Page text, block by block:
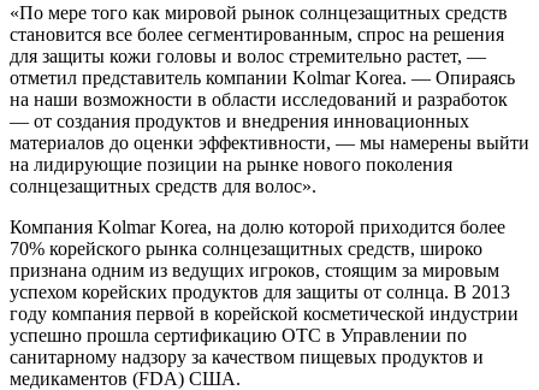
«По мере того как мировой рынок солнцезащитных средств
становится все более сегментированным, спрос на решения
для защиты кожи головы и волос стремительно растет, —
отметил представитель компании Kolmar Korea. — Опираясь
на наши возможности в области исследований и разработок
— от создания продуктов и внедрения инновационных
материалов до оценки эффективности, — мы намерены выйти
на лидирующие позиции на рынке нового поколения
солнцезащитных средств для волос».
Компания Kolmar Korea, на долю которой приходится более
70% корейского рынка солнцезащитных средств, широко
признана одним из ведущих игроков, стоящим за мировым
успехом корейских продуктов для защиты от солнца. В 2013
году компания первой в корейской косметической индустрии
успешно прошла сертификацию ОТС в Управлении по
санитарному надзору за качеством пищевых продуктов и
медикаментов (FDA) США.